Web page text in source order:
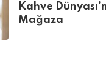
Kahve
Mağaza